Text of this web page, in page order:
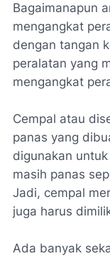
Bagaimanapun
mengangkat
dengan tangan
peralatan yang
mengangkat
Cempal atau
panas yang
digunakan
masih panas
Jadi, cempal
juga harus
Ada banyak